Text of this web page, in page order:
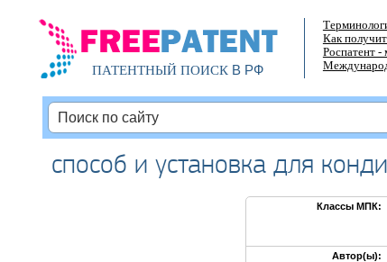
ПАТЕНТНЫЙ ПОИСКВ РФ
Как
Роспатент -
способ и установка для
Классы МПК:
Автор(ы):